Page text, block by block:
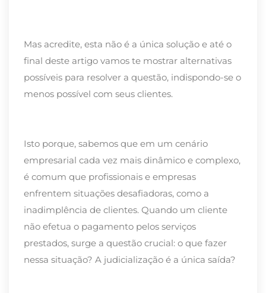
Mas acredite, esta não é a única solução e até o
final deste artigo vamos te mostrar alternativas
possíveis para resolver a questão, indispondo-se o
menos possível com seus clientes.
Isto porque, sabemos que em um cenário
empresarial cada vez mais dinâmico e complexo,
é comum que profissionais e empresas
enfrentem situações desafiadoras, como a
inadimplência de clientes. Quando um cliente
não efetua o pagamento pelos serviços
prestados, surge a questão crucial: o que fazer
nessa situação? A judicialização é a única saída?